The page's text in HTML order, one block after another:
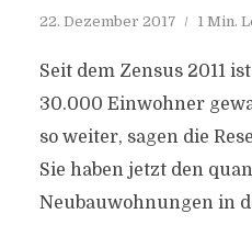
22. Dezember 2017 1 Min.
Seit dem Zensus 2011
30.000 Einwohner
so weiter, sagen die
Sie haben jetzt den
Neubauwohnungen in